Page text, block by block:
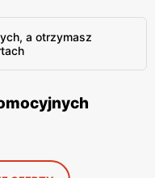
a otrzymasz